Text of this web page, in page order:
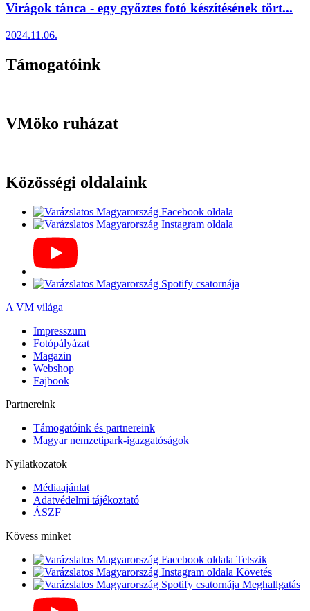
Virágok tánca - egy győztes fotó készítésének tört...
2024.11.06.
Támogatóink
VMöko ruházat
Közösségi oldalaink
A VM világa
Impresszum
Fotópályázat
Magazin
Webshop
Fajbook
Partnereink
Támogatóink és partnereink
Magyar nemzetipark-igazgatóságok
Nyilatkozatok
Médiaajánlat
Adatvédelmi tájékoztató
ÁSZF
Kövess minket
Tetszik
Követés
Meghallgatás